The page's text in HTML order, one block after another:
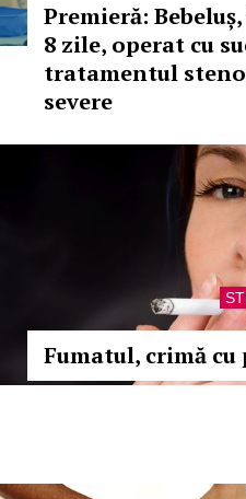
Premieră:
8 zile, operat cu
tratamentul
severe
Fumatul, crimă